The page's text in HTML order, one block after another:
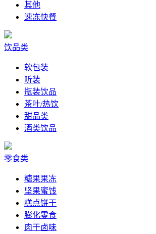
其他
速冻快餐
饮品类
软包装
听装
瓶装饮品
茶叶/热饮
甜品类
酒类饮品
零食类
糖果果冻
坚果蜜饯
糕点饼干
膨化零食
肉干卤味